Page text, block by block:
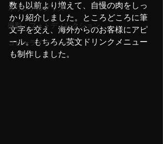
オリジナルグッズ
撮影・フォトディレクション
コピーライティング
数も以前より増えて、自慢の肉をしっ
かり紹介しました。ところどころに筆
文字を交え、海外からのお客様にアピ
ール。もちろん英文ドリンクメニュー
も制作しました。